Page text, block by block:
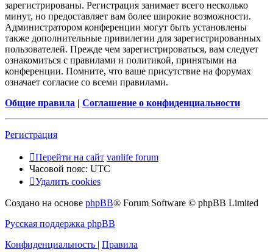
зарегистрированы. Регистрация занимает всего несколько
минут, но предоставляет вам более широкие возможности.
Администратором конференции могут быть установлены
также дополнительные привилегии для зарегистрированных
пользователей. Прежде чем зарегистрироваться, вам следует
ознакомиться с правилами и политикой, принятыми на
конференции. Помните, что ваше присутствие на форумах
означает согласие со всеми правилами.
Общие правила | Соглашение о конфиденциальности
Регистрация
Перейти на сайт vanlife forum
Часовой пояс: UTC
Удалить cookies
Создано на основе phpBB® Forum Software © phpBB Limited
Русская поддержка phpBB
Конфиденциальность | Правила